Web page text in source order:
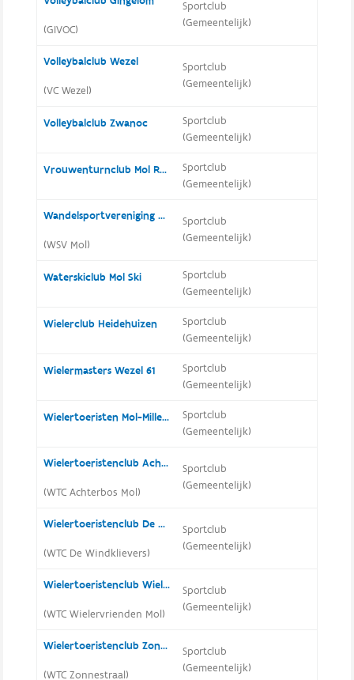
(GIVOC)
Sportclub
(Gemeentelijk)
Volleybalclub Wezel
(VC Wezel)
Sportclub
(Gemeentelijk)
Volleybalclub Zwanoc
Sportclub
(Gemeentelijk)
Vrouwenturnclub Mol Rauw
Sportclub
(Gemeentelijk)
Wandelsportvereniging Mol
(WSV Mol)
Sportclub
(Gemeentelijk)
Waterskiclub Mol Ski
Sportclub
(Gemeentelijk)
Wielerclub Heidehuizen
Sportclub
(Gemeentelijk)
Wielermasters Wezel 61
Sportclub
(Gemeentelijk)
Wielertoeristen Mol-Millegem
Sportclub
(Gemeentelijk)
Wielertoeristenclub Achterbos Mol
(WTC Achterbos Mol)
Sportclub
(Gemeentelijk)
Wielertoeristenclub De Windklievers
(WTC De Windklievers)
Sportclub
(Gemeentelijk)
Wielertoeristenclub Wielervrienden Mol
(WTC Wielervrienden Mol)
Sportclub
(Gemeentelijk)
Wielertoeristenclub Zonnestraal
(WTC Zonnestraal)
Sportclub
(Gemeentelijk)